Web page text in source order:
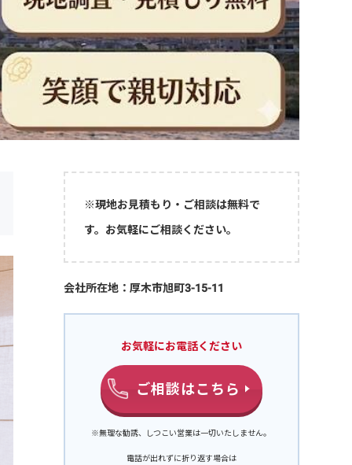
※現地お見積もり・ご相談は無料で
す。お気軽にご相談ください。
会社所在地：厚木市旭町3-15-11
お気軽にお電話ください
ご相談はこちら
※無理な勧誘、しつこい営業は一切いたしません。
電話が出れずに折り返す場合は